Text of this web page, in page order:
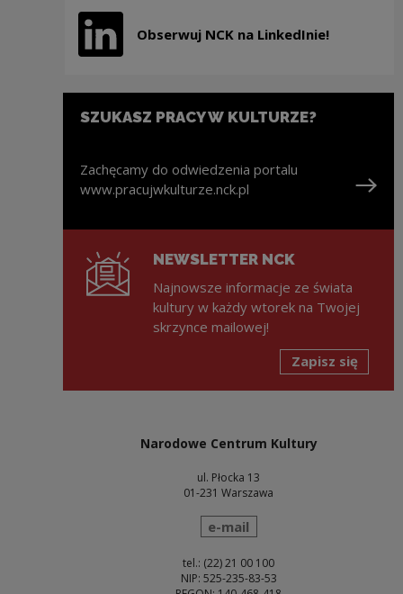
Obserwuj NCK na LinkedInie!
Uwaga, link zostanie otwarty w nowym oknie
SZUKASZ PRACY W KULTURZE?
Zachęcamy do odwiedzenia portalu
www.pracujwkulturze.nck.pl
NEWSLETTER NCK
Najnowsze informacje ze świata
kultury w każdy wtorek na Twojej
skrzynce mailowej!
Zapisz się
Narodowe Centrum Kultury
ul. Płocka 13
01-231 Warszawa
wyślij wiadomość
e-mail
tel.: (22) 21 00 100
NIP: 525-235-83-53